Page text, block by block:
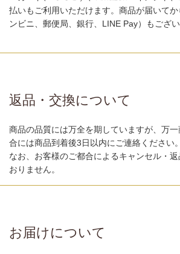
払いもご利用いただけます。商品が届いて
ンビニ、郵便局、銀行、LINE Pay）もござい
返品・交換について
商品の品質には万全を期していますが、万
合には商品到着後3日以内にご連絡ください。
なお、お客様のご都合によるキャンセル・
おりません。
お届けについて